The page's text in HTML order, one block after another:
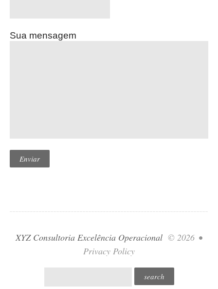
Sua mensagem
XYZ Consultoria Excelência Operacional © 2026 •
Privacy Policy